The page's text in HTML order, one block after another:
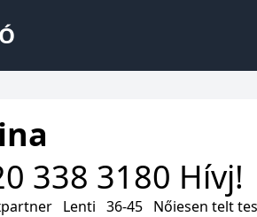
338 3180 Hívj!
Lenti 36-45 Nőiesen telt